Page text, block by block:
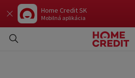
Home Credit SK
Mobilná aplikácia